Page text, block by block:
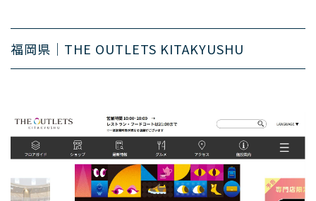
福岡県｜THE OUTLETS KITAKYUSHU